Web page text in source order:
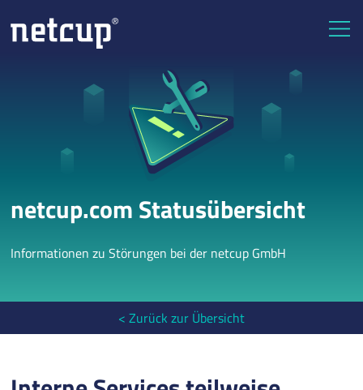
netcup.com Statusübersicht
Informationen zu Störungen bei der netcup GmbH
< Zurück zur Übersicht